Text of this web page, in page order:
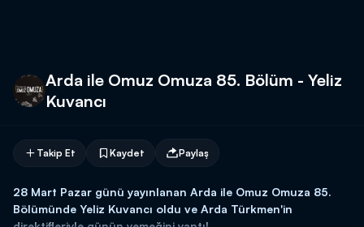
Arda ile Omuz Omuza 85. Bölüm - Yeliz
Kuvancı
Takip Et Kaydet Paylaş
28 Mart Pazar günü yayınlanan Arda ile Omuz Omuza 85.
Bölümünde Yeliz Kuvancı oldu ve Arda Türkmen'in